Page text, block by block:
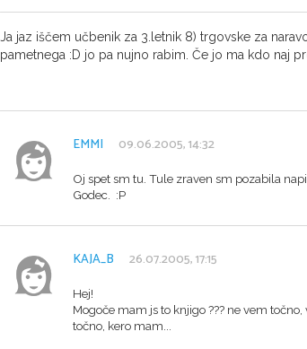
Ja jaz iščem učbenik za 3.letnik 8) trgovske za
pametnega :D jo pa nujno rabim. Če jo ma kdo naj
EMMI 09.06.2005, 14:32
Oj spet sm tu. Tule zraven sm pozabila
Godec. :P
KAJA_B 26.07.2005, 17:15
Hej!
Mogoče mam js to knjigo ??? ne vem
točno, kero mam...